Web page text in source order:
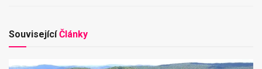
SouvisejícíČlánky